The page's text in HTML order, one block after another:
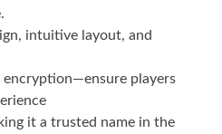
intuitive layout, and
encryption—ensure players
it a trusted name in the